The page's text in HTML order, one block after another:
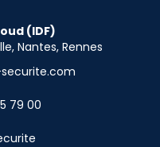
(IDF)
Nantes, Rennes
79 00